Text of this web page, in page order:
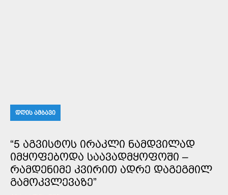
ᲓᲦᲘᲡ ᲐᲛᲑᲐᲕᲘ
“5 ᲐᲒᲕᲘᲡᲢᲝᲡ ᲘᲠᲐᲙᲚᲘ ᲜᲐᲛᲓᲕᲘᲚᲐᲓ
ᲘᲛᲧᲝᲤᲔᲑᲝᲓᲐ ᲡᲐᲐᲕᲐᲓᲛᲧᲝᲤᲝᲨᲘ –
ᲠᲐᲛᲓᲔᲜᲘᲛᲔ ᲙᲕᲘᲠᲘᲗ ᲐᲓᲠᲔ ᲓᲐᲒᲔᲒᲛᲘᲚ
ᲒᲐᲛᲝᲙᲕᲚᲔᲕᲐᲖᲔ”